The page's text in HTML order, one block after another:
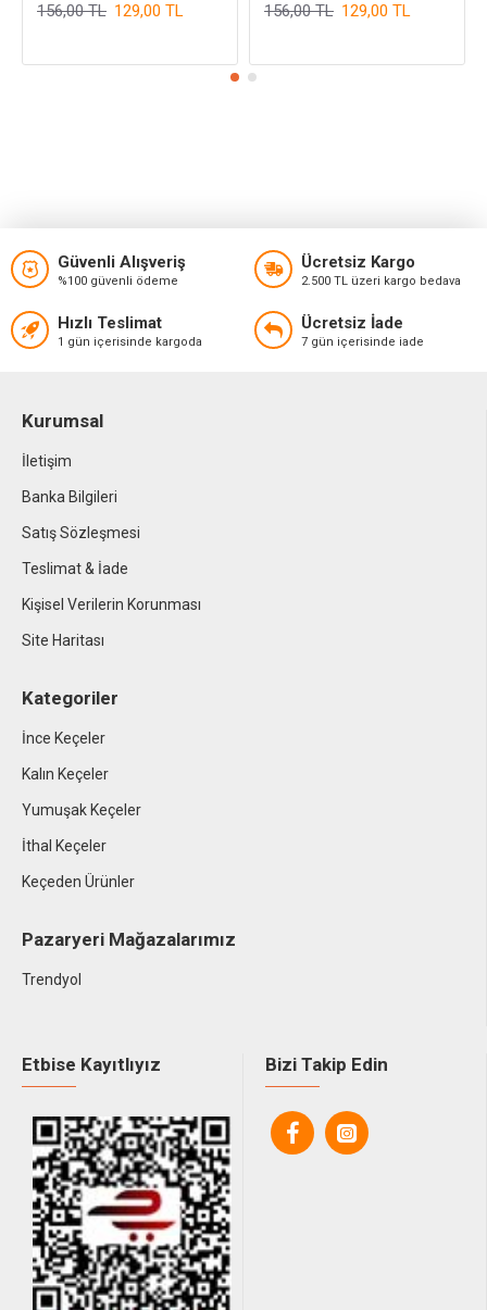
129,00 TL
156,00 TL 129,00 TL
156,00 TL
Güvenli Alışveriş
%100 güvenli ödeme
Ücretsiz Kargo
2.500 TL üzeri kargo bedava
Hızlı Teslimat
1 gün içerisinde kargoda
Ücretsiz İade
7 gün içerisinde iade
Kurumsal
İletişim
Banka Bilgileri
Satış Sözleşmesi
Teslimat & İade
Kişisel Verilerin Korunması
Site Haritası
Kategoriler
İnce Keçeler
Kalın Keçeler
Yumuşak Keçeler
İthal Keçeler
Keçeden Ürünler
Pazaryeri Mağazalarımız
Trendyol
Etbise Kayıtlıyız Bizi Takip Edin